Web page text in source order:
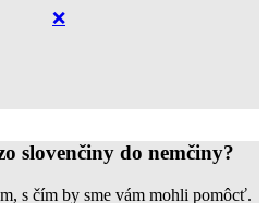
❌
slovenčiny do nemčiny?
s čím by sme vám mohli pomôcť.